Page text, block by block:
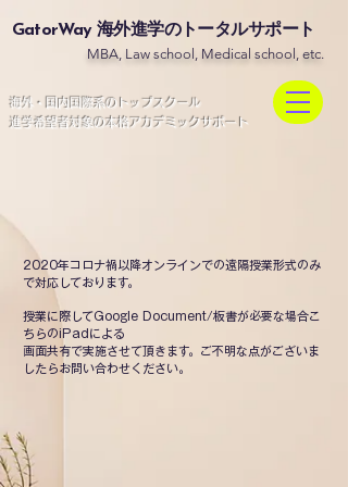
GatorWay 海外進学のトータルサポート
MBA, Law school, Medical school, etc.
​海外・国内国際系のトップスクール
進学希望者対象の本格アカデミックサポート
2020年コロナ禍以降オンラインでの遠隔授業形式のみ
で対応しております。
授業に際してGoogle Document/板書が必要な場合こ
ちらのiPadによる
画面共有で実施させて頂きます。ご不明な点がございま
したらお問い合わせください。